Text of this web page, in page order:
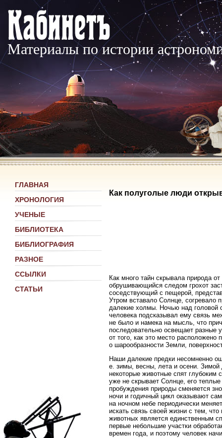
Материалы по истории
ГЛАВНАЯ
ХРОНОЛОГИЯ
УЧЕНЫЕ
БИБЛИОТЕКА
БИБЛИОГРАФИЯ
РАЗНОЕ
ССЫЛКИ
СТАТЬИ
Как полуголые люди
Как много тайн скрывала природа
обрушивающийся следом грохот
соседствующий с пещерой,
Утром вставало Солнце, согревало
далекие холмы. Ночью над головой
человека подсказывал ему связь
не было и намека на мысль, что
последовательно освещает разные
от того, как это место
о шарообразности Земли,
Наши далекие предки несомненно
е. зимы, весны, лета и осени. Зимой
некоторые животные спят глубоким
уже не скрывает Солнце, его
пробуждения природы сменяется
ночи и годичный цикл оказывают
на ночном небе периодически
искать связь своей жизни с тем,
животных является единственным
первые небольшие участки
времен года, и поэтому человек